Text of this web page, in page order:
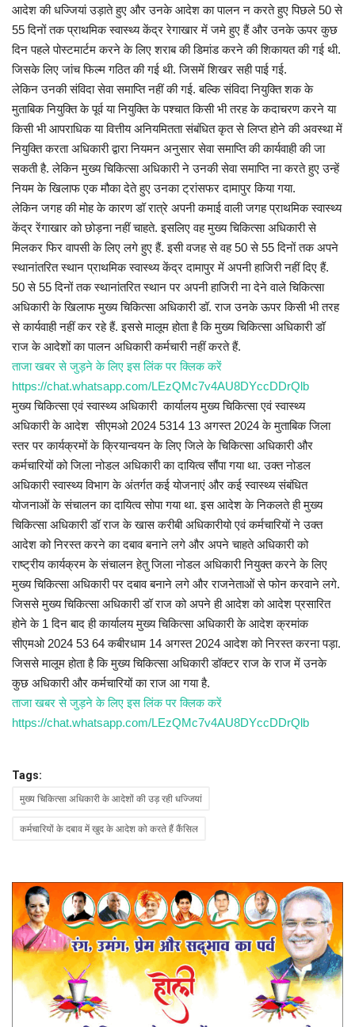
आदेश की धज्जियां उड़ाते हुए और उनके आदेश का पालन न करते हुए पिछले 50 से
55 दिनों तक प्राथमिक स्वास्थ्य केंद्र रेगाखार में जमे हुए हैं और उनके ऊपर कुछ
दिन पहले पोस्टमार्टम करने के लिए शराब की डिमांड करने की शिकायत की गई थी.
जिसके लिए जांच फिल्म गठित की गई थी. जिसमें शिखर सही पाई गई.
लेकिन उनकी संविदा सेवा समाप्ति नहीं की गई. बल्कि संविदा नियुक्ति शक के
मुताबिक नियुक्ति के पूर्व या नियुक्ति के पश्चात किसी भी तरह के कदाचरण करने या
किसी भी आपराधिक या वित्तीय अनियमितता संबंधित कृत से लिप्त होने की अवस्था में
नियुक्ति करता अधिकारी द्वारा नियमन अनुसार सेवा समाप्ति की कार्यवाही की जा
सकती है. लेकिन मुख्य चिकित्सा अधिकारी ने उनकी सेवा समाप्ति ना करते हुए उन्हें
नियम के खिलाफ एक मौका देते हुए उनका ट्रांसफर दामापुर किया गया.
लेकिन जगह की मोह के कारण डॉ रात्रे अपनी कमाई वाली जगह प्राथमिक स्वास्थ्य
केंद्र रेंगाखार को छोड़ना नहीं चाहते. इसलिए वह मुख्य चिकित्सा अधिकारी से
मिलकर फिर वापसी के लिए लगे हुए हैं. इसी वजह से वह 50 से 55 दिनों तक अपने
स्थानांतरित स्थान प्राथमिक स्वास्थ्य केंद्र दामापुर में अपनी हाजिरी नहीं दिए हैं.
50 से 55 दिनों तक स्थानांतरित स्थान पर अपनी हाजिरी ना देने वाले चिकित्सा
अधिकारी के खिलाफ मुख्य चिकित्सा अधिकारी डॉ. राज उनके ऊपर किसी भी तरह
से कार्यवाही नहीं कर रहे हैं. इससे मालूम होता है कि मुख्य चिकित्सा अधिकारी डॉ
राज के आदेशों का पालन अधिकारी कर्मचारी नहीं करते हैं.
ताजा खबर से जुड़ने के लिए इस लिंक पर क्लिक करें
https://chat.whatsapp.com/LEzQMc7v4AU8DYccDDrQlb
मुख्य चिकित्सा एवं स्वास्थ्य अधिकारी कार्यालय मुख्य चिकित्सा एवं स्वास्थ्य
अधिकारी के आदेश सीएमओ 2024 5314 13 अगस्त 2024 के मुताबिक जिला
स्तर पर कार्यक्रमों के क्रियान्वयन के लिए जिले के चिकित्सा अधिकारी और
कर्मचारियों को जिला नोडल अधिकारी का दायित्व सौंपा गया था. उक्त नोडल
अधिकारी स्वास्थ्य विभाग के अंतर्गत कई योजनाएं और कई स्वास्थ्य संबंधित
योजनाओं के संचालन का दायित्व सोपा गया था. इस आदेश के निकलते ही मुख्य
चिकित्सा अधिकारी डॉ राज के खास करीबी अधिकारीयो एवं कर्मचारियों ने उक्त
आदेश को निरस्त करने का दबाव बनाने लगे और अपने चाहते अधिकारी को
राष्ट्रीय कार्यक्रम के संचालन हेतु जिला नोडल अधिकारी नियुक्त करने के लिए
मुख्य चिकित्सा अधिकारी पर दबाव बनाने लगे और राजनेताओं से फोन करवाने लगे.
जिससे मुख्य चिकित्सा अधिकारी डॉ राज को अपने ही आदेश को आदेश प्रसारित
होने के 1 दिन बाद ही कार्यालय मुख्य चिकित्सा अधिकारी के आदेश क्रमांक
सीएमओ 2024 53 64 कबीरधाम 14 अगस्त 2024 आदेश को निरस्त करना पड़ा.
जिससे मालूम होता है कि मुख्य चिकित्सा अधिकारी डॉक्टर राज के राज में उनके
कुछ अधिकारी और कर्मचारियों का राज आ गया है.
ताजा खबर से जुड़ने के लिए इस लिंक पर क्लिक करें
https://chat.whatsapp.com/LEzQMc7v4AU8DYccDDrQlb
Tags:
मुख्य चिकित्सा अधिकारी के आदेशों की उड़ रही धज्जियां
कर्मचारियों के दबाव में खुद के आदेश को करते हैं कैंसिल